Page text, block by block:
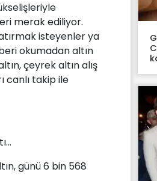
merak ediliyor.
isteyenler ya
okumadan altın
çeyrek altın alış
canlı takip ile
günü 6 bin 568